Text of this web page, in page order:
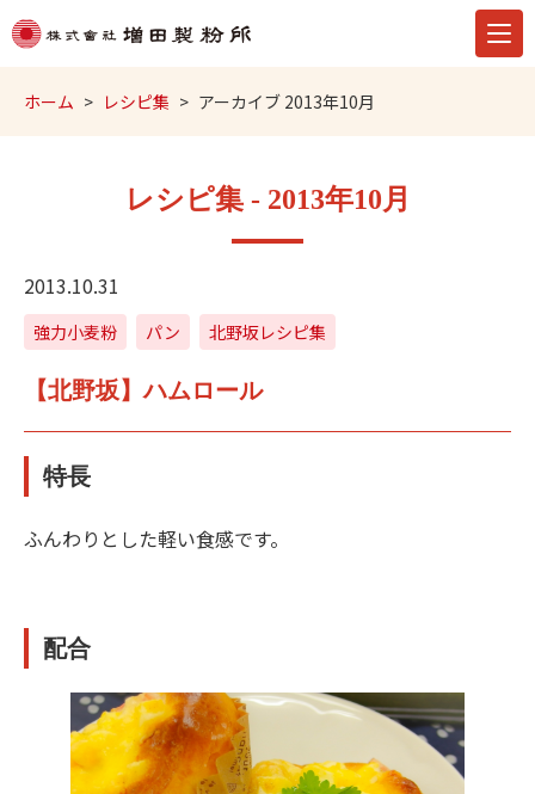
ホーム レシピ集 アーカイブ 2013年10月
レシピ集 - 2013年10月
2013.10.31
強力小麦粉 パン 北野坂レシピ集
【北野坂】ハムロール
特長
ふんわりとした軽い食感です。
配合